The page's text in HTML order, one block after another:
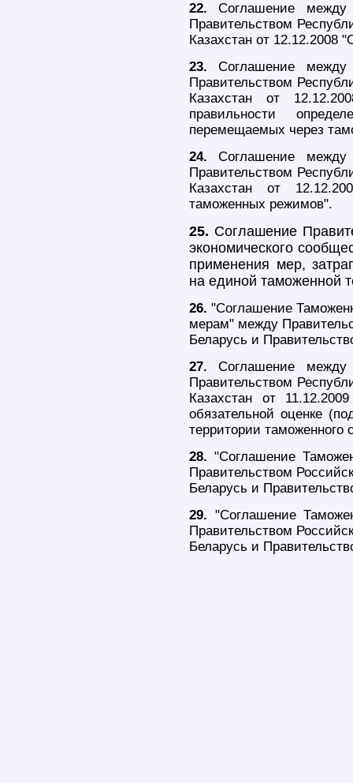
22. Соглашение между
Правительством
Казахстан от 12.12.2008
23. Соглашение между
Правительством
Казахстан от
правильности
перемещаемых через
24. Соглашение между
Правительством
Казахстан от
таможенных режимов".
25. Соглашение
экономического
применения мер,
на единой таможенной
26. "Соглашение
мерам" между
Беларусь и
27.Соглашение между
Правительством
Казахстан от
обязательной оценке
территории таможенного
28. "Соглашение
Правительством
Беларусь и
29. "Соглашение
Правительством
Беларусь и